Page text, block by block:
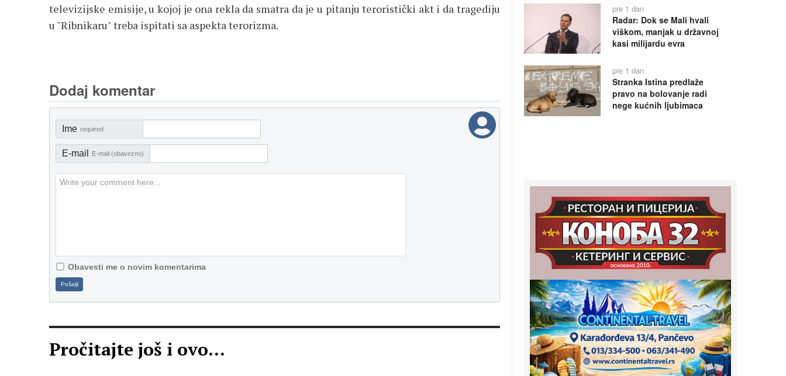
televizijske emisije, u kojoj je ona rekla da smatra da je u pitanju teroristički akt i da tragediju
u "Ribnikaru" treba ispitati sa aspekta terorizma.
Dodaj komentar
Ime required
E-mail E-mail (obavezno)
Obavesti me o novim komentarima
Pošalji
Pročitajte još i ovo...
pre 1 dan
Radar: Dok se Mali hvali
viškom, manjak u državnoj
kasi milijardu evra
pre 1 dan
Stranka Istina predlaže
pravo na bolovanje radi
nege kućnih ljubimaca